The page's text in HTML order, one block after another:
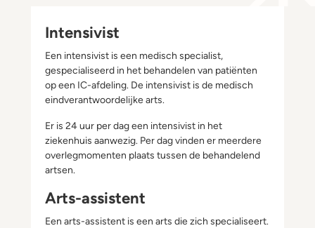
Intensivist
Een intensivist is een medisch specialist,
gespecialiseerd in het behandelen van patiënten
op een IC-afdeling. De intensivist is de medisch
eindverantwoordelijke arts.
Er is 24 uur per dag een intensivist in het
ziekenhuis aanwezig. Per dag vinden er meerdere
overlegmomenten plaats tussen de behandelend
artsen.
Arts-assistent
Een arts-assistent is een arts die zich specialiseert.